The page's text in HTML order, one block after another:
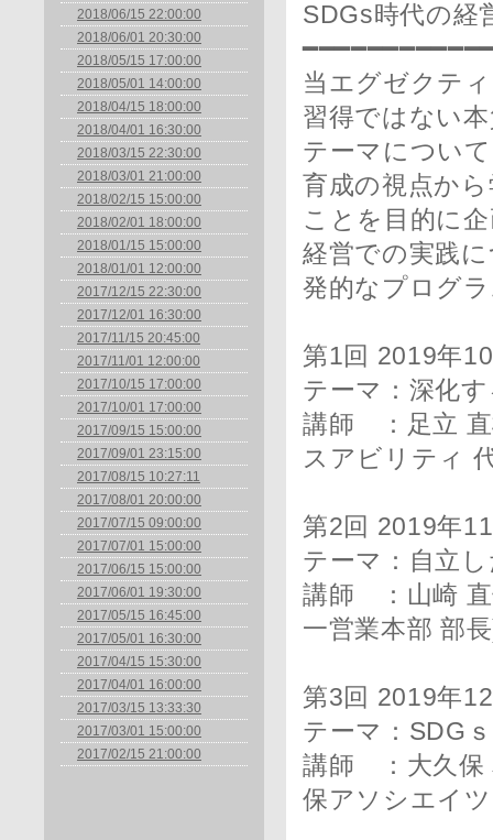
2018/06/15 22:00:00
2018/06/01 20:30:00
2018/05/15 17:00:00
2018/05/01 14:00:00
2018/04/15 18:00:00
2018/04/01 16:30:00
2018/03/15 22:30:00
2018/03/01 21:00:00
2018/02/15 15:00:00
2018/02/01 18:00:00
2018/01/15 15:00:00
2018/01/01 12:00:00
2017/12/15 22:30:00
2017/12/01 16:30:00
2017/11/15 20:45:00
2017/11/01 12:00:00
2017/10/15 17:00:00
2017/10/01 17:00:00
2017/09/15 15:00:00
2017/09/01 23:15:00
2017/08/15 10:27:11
2017/08/01 20:00:00
2017/07/15 09:00:00
2017/07/01 15:00:00
2017/06/15 15:00:00
2017/06/01 19:30:00
2017/05/15 16:45:00
2017/05/01 16:30:00
2017/04/15 15:30:00
2017/04/01 16:00:00
2017/03/15 13:33:30
2017/03/01 15:00:00
2017/02/15 21:00:00
SDGs時代の経
当エグゼクテ
習得ではない
テーマについ
育成の視点か
ことを目的に
経営での実践
発的なプログ
第1回 2019年
テーマ：深化
講師 ：足立 直
スアビリティ
第2回 2019年
テーマ：自立
講師 ：山崎 直
一営業本部 部
第3回 2019年
テーマ：SDG
講師 ：大久保
保アソシエイ